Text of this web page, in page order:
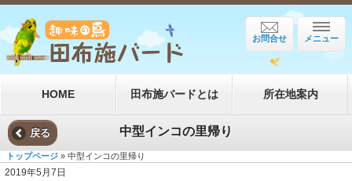
メニュー
お問合せ
HOME 田布施バードとは 所在地案内
戻る 中型インコの里帰り
トップページ » 中型インコの里帰り
2019年5月7日